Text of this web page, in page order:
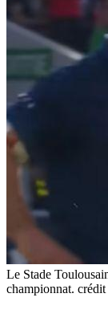
Le Stade
championnat.